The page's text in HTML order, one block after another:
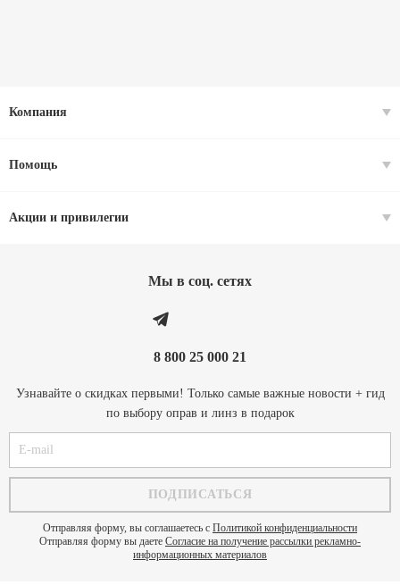
Компания
Помощь
Акции и привилегии
Мы в соц. cетях
8 800 25 000 21
Узнавайте о скидках первыми! Только самые важные новости + гид
по выбору оправ и линз в подарок
Отправляя форму, вы соглашаетесь с Политикой конфиденциальности
Отправляя форму вы даете Согласие на получение рассылки рекламно-
информационных материалов